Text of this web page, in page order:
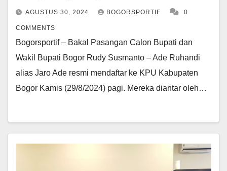
AGUSTUS 30, 2024 BOGORSPORTIF 0
COMMENTS
Bogorsportif – Bakal Pasangan Calon Bupati dan
Wakil Bupati Bogor Rudy Susmanto – Ade Ruhandi
alias Jaro Ade resmi mendaftar ke KPU Kabupaten
Bogor Kamis (29/8/2024) pagi. Mereka diantar oleh…